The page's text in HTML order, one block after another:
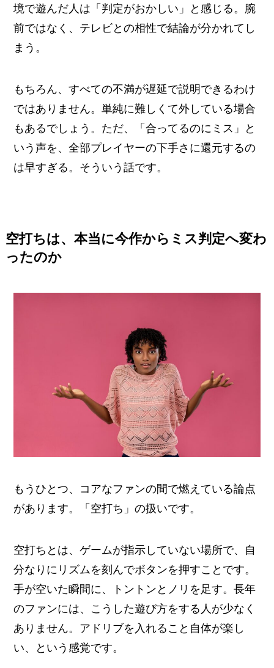
境で遊んだ人は「判定がおかしい」と感じる。腕
前ではなく、テレビとの相性で結論が分かれてし
まう。
もちろん、すべての不満が遅延で説明できるわけ
ではありません。単純に難しくて外している場合
もあるでしょう。ただ、「合ってるのにミス」と
いう声を、全部プレイヤーの下手さに還元するの
は早すぎる。そういう話です。
空打ちは、本当に今作からミス判定へ変わ
ったのか
もうひとつ、コアなファンの間で燃えている論点
があります。「空打ち」の扱いです。
空打ちとは、ゲームが指示していない場所で、自
分なりにリズムを刻んでボタンを押すことです。
手が空いた瞬間に、トントンとノリを足す。長年
のファンには、こうした遊び方をする人が少なく
ありません。アドリブを入れること自体が楽し
い、という感覚です。